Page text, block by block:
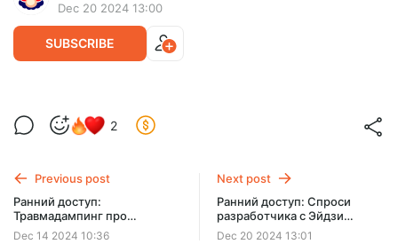
Dec 20 2024 13:00
SUBSCRIBE
Ранний доступ: «Спроси разработчика»
с Эйдзи Аонумой (перевод интервью).
SUBSCRIBE
2
Previous post
Ранний доступ:
Травмадампинг про
глянцевый пластик с Юрой:
история Wii U, часть 1
Dec 14 2024 10:36
Next post
Ранний доступ: Спроси
разработчика с Эйдзи
Аонумой (перевод
интервью). Части 3 и 4
Dec 20 2024 13:01